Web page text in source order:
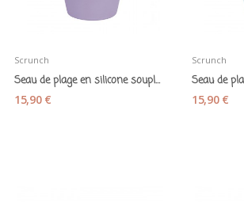
Scrunch
Seau de plage en silicone souple "Scrunch lilas"
15,90 €
Scrunch
15,90 €